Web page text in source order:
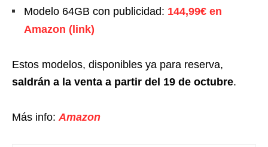
Modelo 64GB con publicidad: 144,99€ en
Amazon (link)
Estos modelos, disponibles ya para reserva,
saldrán a la venta a partir del 19 de octubre.
Más info: Amazon